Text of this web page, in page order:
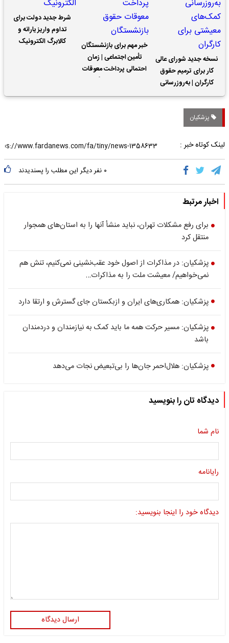
نسخه جدید شورای عالی
کار برای ترمیم حقوق
کارگران | به‌روزرسانی
کمک‌های معیشتی برای
کارگران
خبر مهم برای بازنشستگان
تأمین اجتماعی | زمان
احتمالی پرداخت معوقات
شرط جدید دولت برای
تداوم واریز یارانه و
کالابرگ الکترونیک
پزشکیان
لینک کوتاه خبر :
۰ نفر دیگر این مطلب را پسندیدند
اخبار مرتبط
برای رفع مشکلات تهران، نباید منشأ آنها را به استان‌های همجوار
منتقل کرد
پزشکیان: در مذاکرات از اصول خود عقب‌نشینی نمی‌کنیم، تنش‌ هم
نمی‌خواهیم/ معیشت ملت را به مذاکرات…
پزشکیان: همکاری‌های ایران و ازبکستان جای گسترش و ارتقا دارد
پزشکیان: مسیر حرکت همه ما باید کمک به نیازمندان و دردمندان
باشد
پزشکیان: هلال‌احمر جان‌ها را بی‌تبعیض نجات می‌دهد
دیدگاه تان را بنویسید
نام شما
رایانامه
دیدگاه خود را اینجا بنویسید:
ارسال دیدگاه